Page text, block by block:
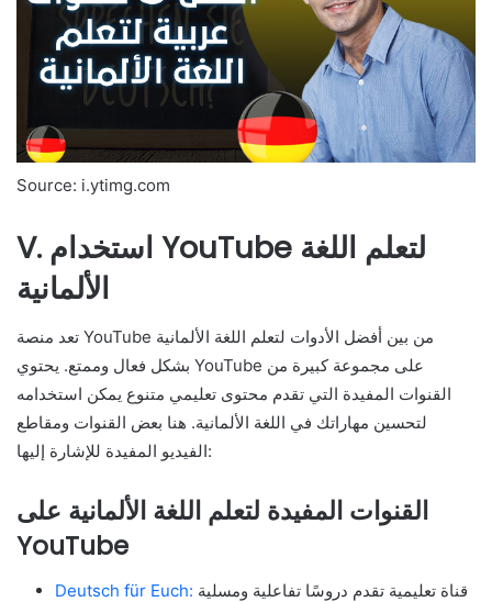
Source: i.ytimg.com
V. استخدام YouTube لتعلم اللغة
الألمانية
تعد منصة YouTube من بين أفضل الأدوات لتعلم اللغة الألمانية
بشكل فعال وممتع. يحتوي YouTube على مجموعة كبيرة من
القنوات المفيدة التي تقدم محتوى تعليمي متنوع يمكن استخدامه
لتحسين مهاراتك في اللغة الألمانية. هنا بعض القنوات ومقاطع
الفيديو المفيدة للإشارة إليها:
القنوات المفيدة لتعلم اللغة الألمانية على
YouTube
Deutsch für Euch: